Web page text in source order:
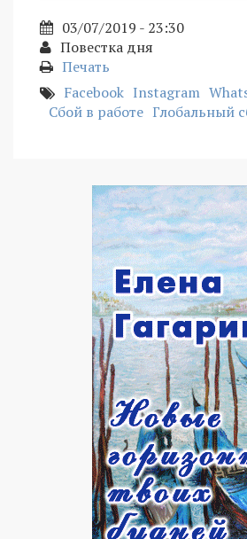
03/07/2019 - 23:30
Повестка дня
Печать
Facebook Instagram
Сбой в работе Глобальный